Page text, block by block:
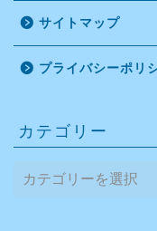
サイトマップ
プライバシーポリ
カテゴリー